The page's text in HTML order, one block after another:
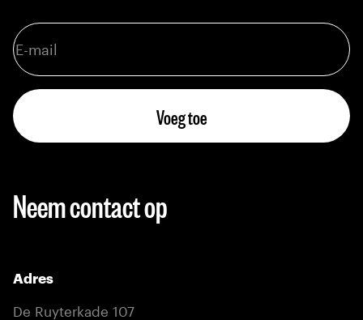
Voeg toe
Neem contact op
Adres
De Ruyterkade 107